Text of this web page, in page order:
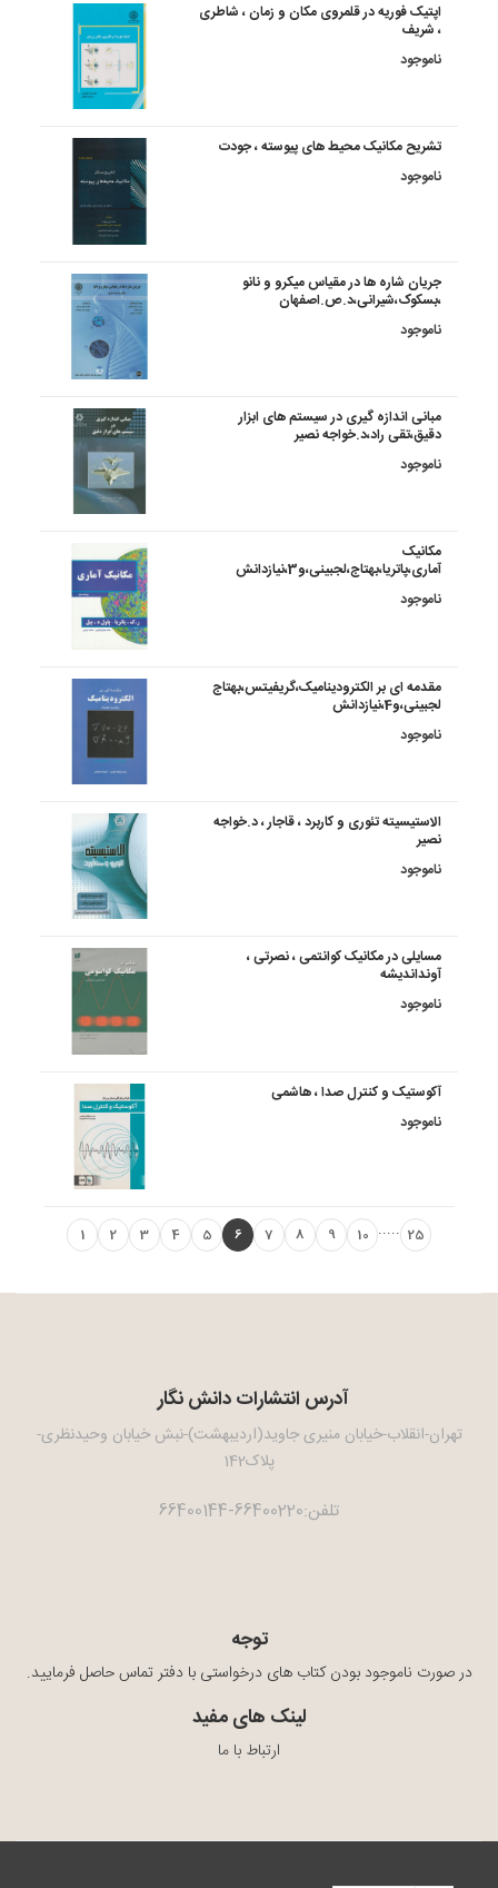
اپتیک فوریه در قلمروی مکان و زمان ، شاطری
، شریف
ناموجود
تشریح مکانیک محیط های پیوسته ، جودت
ناموجود
جریان شاره ها در مقیاس میکرو و نانو
،بسکوک،شیرانی،د.ص.اصفهان
ناموجود
مبانی اندازه گیری در سیستم های ابزار
دقیق،تقی راد،د.خواجه نصیر
ناموجود
مکانیک
آماری،پاتریا،بهتاج،لجبینی،و3،نیازدانش
ناموجود
مقدمه ای بر الکترودینامیک،گریفیتس،بهتاج
لجبینی،و4،نیازدانش
ناموجود
الاستیسیته تئوری و کاربرد ، قاجار ، د.خواجه
نصیر
ناموجود
مسایلی در مکانیک کوانتمی ، نصرتی ،
آونداندیشه
ناموجود
آکوستیک و کنترل صدا ، هاشمی
ناموجود
1 2 3 4 5 6 7 8 9 10 ..... 25
آدرس انتشارات دانش نگار
تهران-انقلاب-خیابان منیری جاوید(اردیبهشت)-نبش خیابان وحیدنظری-
پلاک142
تلفن:66400220-66400144
توجه
در صورت ناموجود بودن کتاب های درخواستی با دفتر تماس حاصل فرمایید.
لینک های مفید
ارتباط با ما